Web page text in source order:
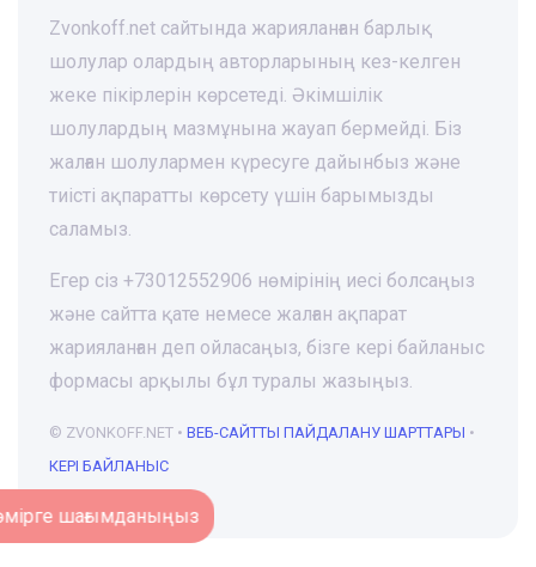
Zvonkoff.net сайтында жарияланған барлық
шолулар олардың авторларының кез-келген
жеке пікірлерін көрсетеді. Әкімшілік
шолулардың мазмұнына жауап бермейді. Біз
жалған шолулармен күресуге дайынбыз және
тиісті ақпаратты көрсету үшін барымызды
саламыз.
Егер сіз +73012552906 нөмірінің иесі болсаңыз
және сайтта қате немесе жалған ақпарат
жарияланған деп ойласаңыз, бізге кері байланыс
формасы арқылы бұл туралы жазыңыз.
© ZVONKOFF.NET • ВЕБ-CАЙТТЫ ПАЙДАЛАНУ ШАРТТАРЫ •
КЕРІ БАЙЛАНЫС
Нөмірге шағымданыңыз